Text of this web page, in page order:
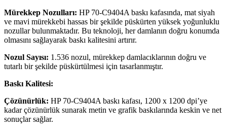
Mürekkep Nozulları: HP 70-C9404A baskı kafasında, mat siyah
ve mavi mürekkebi hassas bir şekilde püskürten yüksek yoğunluklu
nozullar bulunmaktadır. Bu teknoloji, her damlanın doğru konumda
olmasını sağlayarak baskı kalitesini artırır.
Nozul Sayısı: 1.536 nozul, mürekkep damlacıklarının doğru ve
tutarlı bir şekilde püskürtülmesi için tasarlanmıştır.
Baskı Kalitesi:
Çözünürlük: HP 70-C9404A baskı kafası, 1200 x 1200 dpi’ye
kadar çözünürlük sunarak metin ve grafik baskılarında keskin ve net
sonuçlar sağlar.